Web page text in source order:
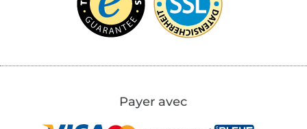
Payer avec